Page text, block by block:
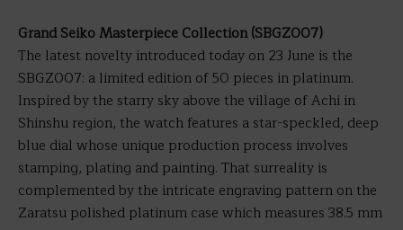
Grand Seiko Masterpiece Collection (SBGZ007)
The latest novelty introduced today on 23 June is the
SBGZ007: a limited edition of 50 pieces in platinum.
Inspired by the starry sky above the village of Achi in
Shinshu region, the watch features a star-speckled, deep
blue dial whose unique production process involves
stamping, plating and painting. That surreality is
complemented by the intricate engraving pattern on the
Zaratsu polished platinum case which measures 38.5 mm